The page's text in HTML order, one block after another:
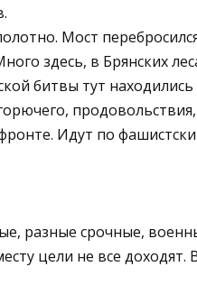
Мост
здесь, в Брянских
битвы тут
Идут по
разные срочные,
цели не все доходят.